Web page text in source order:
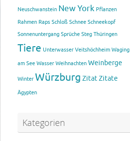
Neuschwanstein New York Pflanzen
Rahmen Raps Schloß Schnee Schneekopf
Sonnenuntergang Sprüche Steg Thüringen
Tiere Unterwasser Veitshöchheim Waging
am See Wasser Weihnachten Weinberge
Winter Würzburg ZitatZitate
Ägypten
Kategorien